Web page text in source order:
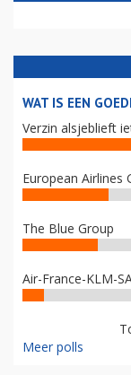
WAT IS EEN
Verzin alsjeblieft
European Airlines
The Blue Group
Air-France-KLM-
Meer polls